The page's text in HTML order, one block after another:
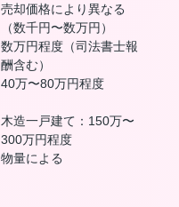
売却価格により異なる
（数千円〜数万円）
数万円程度（司法書士報
酬含む）
40万〜80万円程度
木造一戸建て：150万〜
300万円程度
物量による